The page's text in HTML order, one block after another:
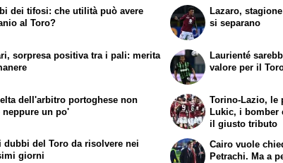
dei tifosi: che utilità può avere
al Toro?
sorpresa positiva tra i pali: merita
Lazaro,
si separano
Laurienté
valore per il
dell'arbitro portoghese non
neppure un po'
dubbi del Toro da risolvere nei
giorni
Torino-Lazio, le
Lukic, i bomber
il giusto tributo
Cairo vuole
Petrachi. Ma a